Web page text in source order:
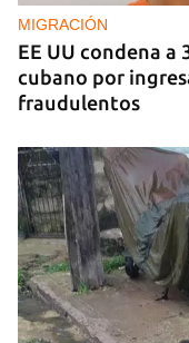
MIGRACIÓN
EE UU condena a
cubano por
fraudulentos